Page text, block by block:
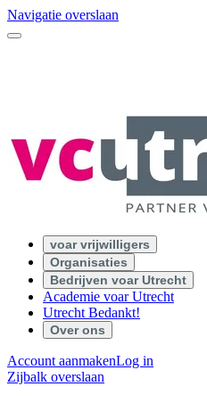
Navigatie overslaan
voar vrijwilligers
Organisaties
Bedrijven voar Utrecht
Academie voar Utrecht
Utrecht Bedankt!
Over ons
Account aanmakenLog in
Zijbalk overslaan